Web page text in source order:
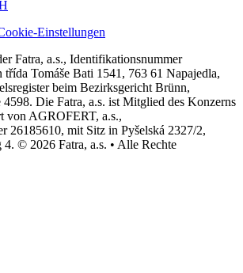
Einstellungen
Fatra, a.s., Identifikationsnummer
Tomáše Bati 1541, 763 61 Napajedla,
beim Bezirksgericht Brünn,
Die Fatra, a.s. ist Mitglied des Konzerns
von AGROFERT, a.s.,
26185610, mit Sitz in Pyšelská 2327/2,
4. © 2026 Fatra, a.s. • Alle Rechte